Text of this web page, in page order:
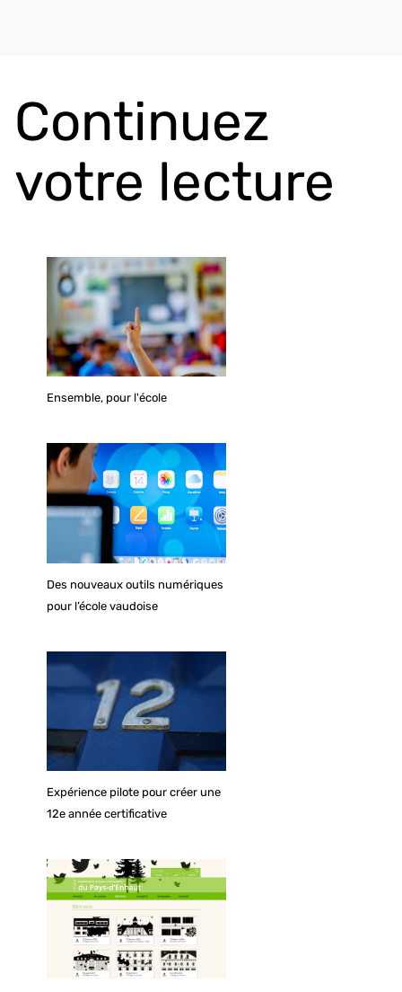
Continuez
votre lecture
Ensemble, pour l'école
Des nouveaux outils numériques
pour l’école vaudoise
Expérience pilote pour créer une
12e année certificative